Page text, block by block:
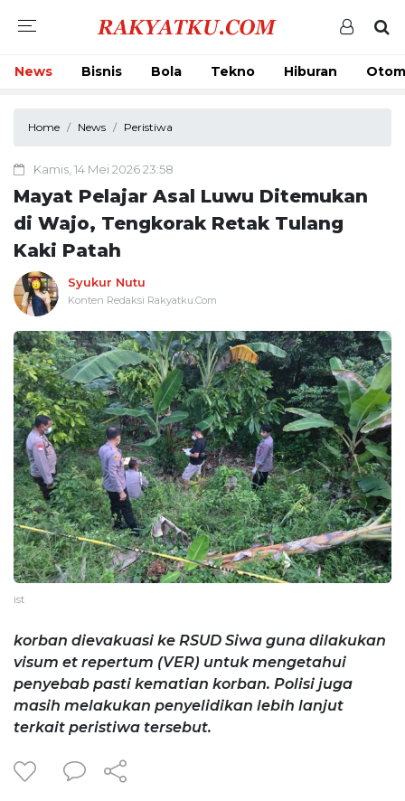
News Bisnis Bola Tekno Hiburan
Home News Peristiwa
Kamis, 14 Mei 2026 23:58
Mayat Pelajar Asal Luwu Ditemukan
di Wajo, Tengkorak Retak Tulang
Kaki Patah
Syukur Nutu
Konten Redaksi Rakyatku.Com
ist
korban dievakuasi ke RSUD Siwa guna dilakukan
visum et repertum (VER) untuk mengetahui
penyebab pasti kematian korban. Polisi juga
masih melakukan penyelidikan lebih lanjut
terkait peristiwa tersebut.